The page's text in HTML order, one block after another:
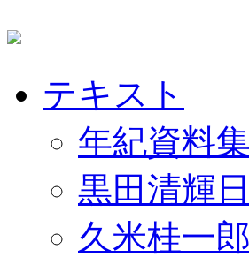
テキスト
年紀資料
黒田清輝
久米桂一